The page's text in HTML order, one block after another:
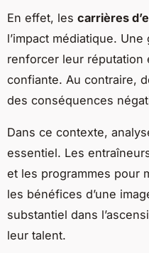
En effet, les carrières
l’impact médiatique.
renforcer leur réputation
confiante. Au contraire,
des conséquences
Dans ce contexte,
essentiel. Les
et les programmes pour
les bénéfices d’une
substantiel dans
leur talent.